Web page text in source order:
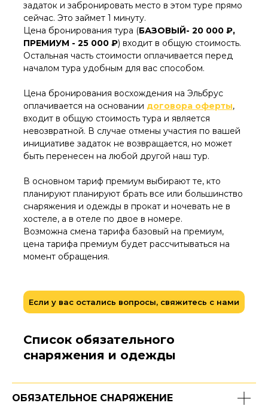
время тура – 500 ₽
задаток и забронировать место в этом туре прямо
сейчас. Это займет 1 минуту.
Цена бронирования тура (БАЗОВЫЙ- 20 000 ₽,
ПРЕМИУМ - 25 000 ₽) входит в общую стоимость.
Остальная часть стоимости оплачивается перед
началом тура удобным для вас способом.
Цена бронирования восхождения на Эльбрус
оплачивается на основании договора оферты,
входит в общую стоимость тура и является
невозвратной. В случае отмены участия по вашей
инициативе задаток не возвращается, но может
быть перенесен на любой другой наш тур.
В основном тариф премиум выбирают те, кто
планируют планируют брать все или большинство
снаряжения и одежды в прокат и ночевать не в
хостеле, а в отеле по двое в номере.
Возможна смена тарифа базовый на премиум,
цена тарифа премиум будет рассчитываться на
момент обращения.
Если у вас остались вопросы, свяжитесь с нами
Список обязательного
снаряжения и одежды
ОБЯЗАТЕЛЬНОЕ СНАРЯЖЕНИЕ